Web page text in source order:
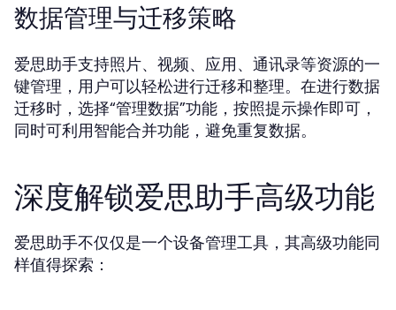
数据管理与迁移策略
爱思助手支持照片、视频、应用、通讯录等资源的一
键管理，用户可以轻松进行迁移和整理。在进行数据
迁移时，选择“管理数据”功能，按照提示操作即可，
同时可利用智能合并功能，避免重复数据。
深度解锁爱思助手高级功能
爱思助手不仅仅是一个设备管理工具，其高级功能同
样值得探索：